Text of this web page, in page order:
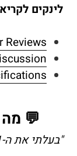
לינקים
Reviews
💬
"בעלתי את ה-8.1 כבר כמעט 13 שנה. מעולם לא חשבתי להחליף או לשדרג אותם."